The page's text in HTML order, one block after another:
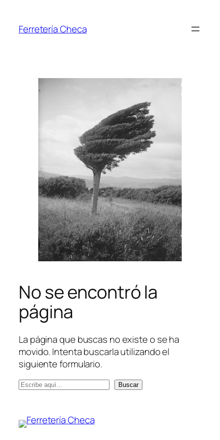
Ferretería Checa
No se encontró la
página
La página que buscas no existe o se ha
movido. Intenta buscarla utilizando el
siguiente formulario.
Buscar